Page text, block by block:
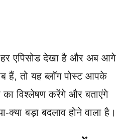
एपिसोड देखा है और अब आगे
हैं, तो यह ब्लॉग पोस्ट आपके
का विश्लेषण करेंगे और बताएंगे
बड़ा बदलाव होने वाला है।